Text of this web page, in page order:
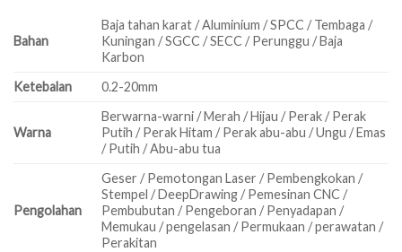
Bahan
Baja tahan karat / Aluminium / SPCC / Tembaga /
Kuningan / SGCC / SECC / Perunggu / Baja
Karbon
Ketebalan
0.2-20mm
Warna
Berwarna-warni / Merah / Hijau / Perak / Perak
Putih / Perak Hitam / Perak abu-abu / Ungu / Emas
/ Putih / Abu-abu tua
Pengolahan
Geser / Pemotongan Laser / Pembengkokan /
Stempel / DeepDrawing / Pemesinan CNC /
Pembubutan / Pengeboran / Penyadapan /
Memukau / pengelasan / Permukaan / perawatan /
Perakitan